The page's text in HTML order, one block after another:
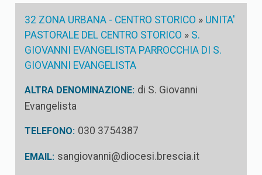
32 ZONA URBANA - CENTRO STORICO » UNITA'
PASTORALE DEL CENTRO STORICO » S.
GIOVANNI EVANGELISTA PARROCCHIA DI S.
GIOVANNI EVANGELISTA
ALTRA DENOMINAZIONE: di S. Giovanni
Evangelista
TELEFONO: 030 3754387
EMAIL: sangiovanni@diocesi.brescia.it